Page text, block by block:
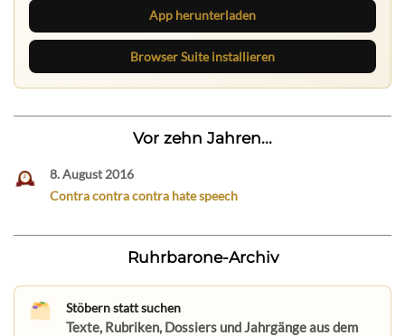
App herunterladen
Browser Suite installieren
Vor zehn Jahren...
8. August 2016
Contra contra contra hate speech
Ruhrbarone-Archiv
Stöbern statt suchen
Texte, Rubriken, Dossiers und Jahrgänge aus dem